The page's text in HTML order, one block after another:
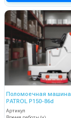
Поломоечная машина BENNETT
PATROL P150-86d
Артикул